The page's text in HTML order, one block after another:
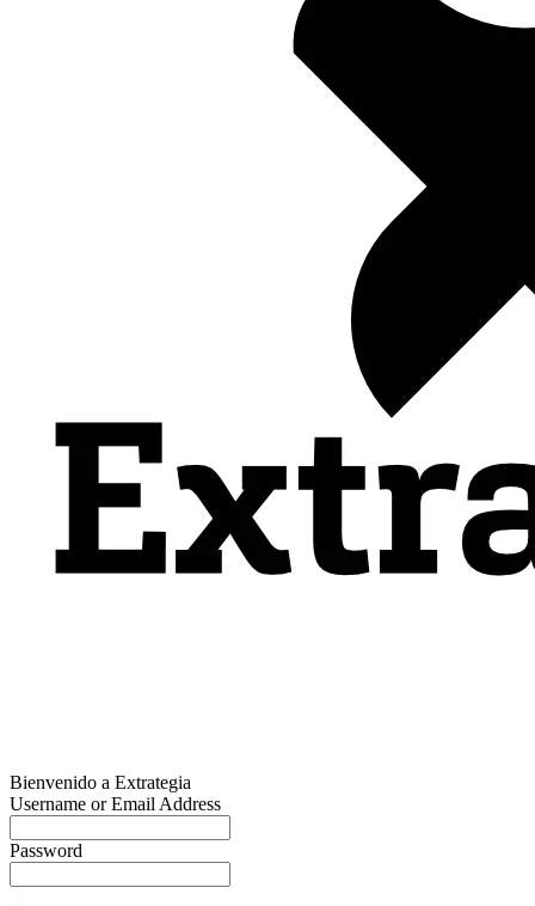
Bienvenido a Extrategia
Username or Email Address
Password